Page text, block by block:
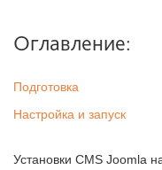
Оглавление:
Подготовка
Настройка и запуск
Установки CMS Joomla